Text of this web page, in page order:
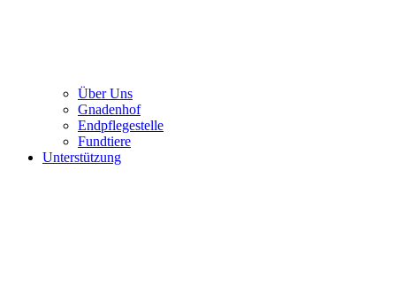
Über Uns
Gnadenhof
Endpflegestelle
Fundtiere
Unterstützung